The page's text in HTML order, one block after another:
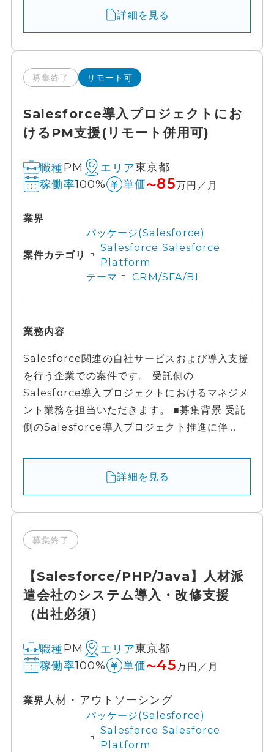
詳細を見る
募集終了 リモート可
Salesforce導入プロジェクトにお
けるPM支援(リモート併用可)
職種PM エリア東京都
稼働率100% 単価〜85万円／月
業界
案件カテゴリ
パッケージ(Salesforce)
Salesforce Salesforce
Platform
テーマ
CRM/SFA/BI
業務内容
Salesforce関連の自社サービスおよび導入支援
を行う企業での案件です。 受託側の
Salesforce導入プロジェクトにおけるマネジメ
ント業務を担当いただきます。 ■募集背景 受託
側のSalesforce導入プロジェクト推進に伴...
詳細を見る
募集終了
【Salesforce/PHP/Java】人材派
遣会社のシステム導入・改修支援
（出社必須）
職種PM エリア東京都
稼働率100% 単価〜45万円／月
業界 人材・アウトソーシング
パッケージ(Salesforce)
Salesforce Salesforce
Platform